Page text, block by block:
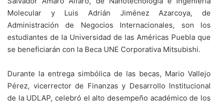
Molecular y Luis Adrián Jiménez Azarcoya, de
Administración de Negocios Internacionales, son los
estudiantes de la Universidad de las Américas Puebla que
se beneficiarán con la Beca UNE Corporativa Mitsubishi.
Durante la entrega simbólica de las becas, Mario Vallejo
Pérez, vicerrector de Finanzas y Desarrollo Institucional
de la UDLAP, celebró el alto desempeño académico de los